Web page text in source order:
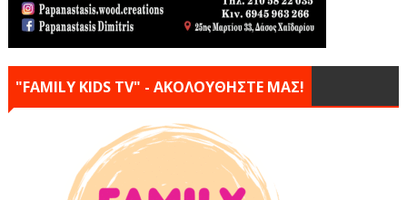
"FAMILY KIDS TV" - ΑΚΟΛΟΥΘΗΣΤΕ ΜΑΣ!